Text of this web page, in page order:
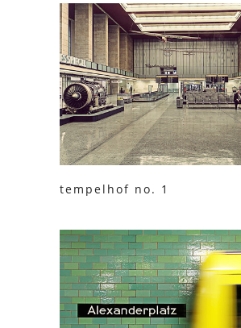
tempelhof no. 1